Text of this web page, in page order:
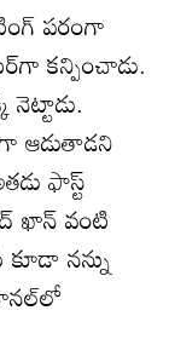
పరంగా
కన్పించాడు.
ఆడుతాడని
ఫాస్ట్
ఖాన్ వంటి
కూడా నన్ను